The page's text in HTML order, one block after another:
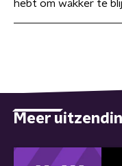
hebt om wakker te
Meer